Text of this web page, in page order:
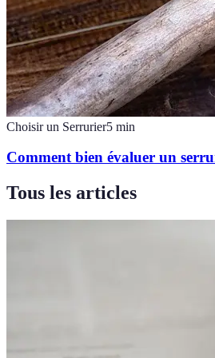
Choisir un Serrurier5 min
Comment bien évaluer un
Tous les articles